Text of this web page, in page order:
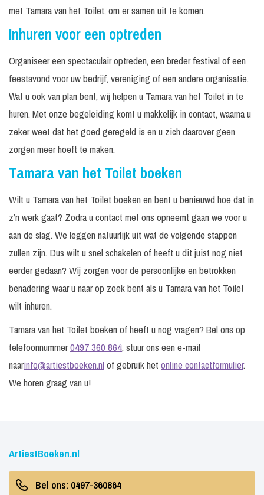
met Tamara van het Toilet, om er samen uit te komen.
Inhuren voor een optreden
Organiseer een spectaculair optreden, een breder festival of een
feestavond voor uw bedrijf, vereniging of een andere organisatie.
Wat u ook van plan bent, wij helpen u Tamara van het Toilet in te
huren. Met onze begeleiding komt u makkelijk in contact, waarna u
zeker weet dat het goed geregeld is en u zich daarover geen
zorgen meer hoeft te maken.
Tamara van het Toilet boeken
Wilt u Tamara van het Toilet boeken en bent u benieuwd hoe dat in
z’n werk gaat? Zodra u contact met ons opneemt gaan we voor u
aan de slag. We leggen natuurlijk uit wat de volgende stappen
zullen zijn. Dus wilt u snel schakelen of heeft u dit juist nog niet
eerder gedaan? Wij zorgen voor de persoonlijke en betrokken
benadering waar u naar op zoek bent als u Tamara van het Toilet
wilt inhuren.
Tamara van het Toilet boeken of heeft u nog vragen? Bel ons op
telefoonnummer0497 360 864, stuur ons een e-mail
naarinfo@artiestboeken.nlof gebruik het online contactformulier.
We horen graag van u!
ArtiestBoeken.nl
Bel ons: 0497-360864